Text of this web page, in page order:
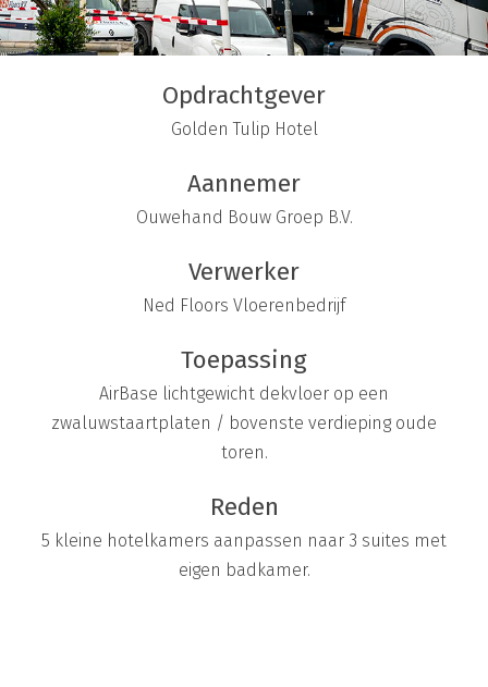
Opdrachtgever
Golden Tulip Hotel
Aannemer
Ouwehand Bouw Groep B.V.
Verwerker
Ned Floors Vloerenbedrijf
Toepassing
AirBase lichtgewicht dekvloer op een
zwaluwstaartplaten / bovenste verdieping oude
toren.
Reden
5 kleine hotelkamers aanpassen naar 3 suites met
eigen badkamer.